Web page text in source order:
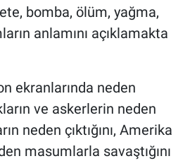
bomba, ölüm, yağma,
anlamını açıklamakta
ekranlarında neden
ve askerlerin neden
neden çıktığını, Amerika
masumlarla savaştığını